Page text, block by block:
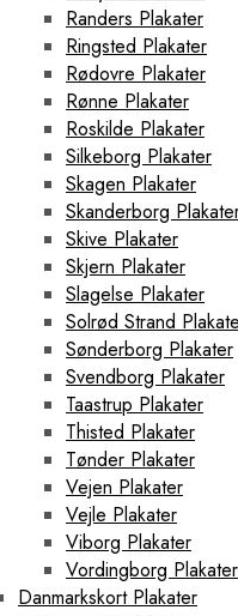
Randers Plakater
Ringsted Plakater
Rødovre Plakater
Rønne Plakater
Roskilde Plakater
Silkeborg Plakater
Skagen Plakater
Skanderborg
Skive Plakater
Skjern Plakater
Slagelse Plakater
Solrød Strand
Sønderborg Plakater
Svendborg Plakater
Taastrup Plakater
Thisted Plakater
Tønder Plakater
Vejen Plakater
Vejle Plakater
Viborg Plakater
Vordingborg Plakater
Danmarkskort Plakater